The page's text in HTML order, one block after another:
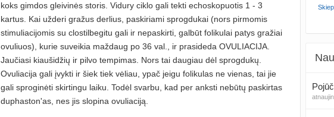
koks gimdos gleivinės storis. Vidury ciklo gali tekti echoskopuotis 1 - 3
kartus. Kai užderi gražus derlius, paskiriami sprogdukai (nors pirmomis
stimuliacijomis su clostilbegitu gali ir nepaskirti, galbūt folikulai patys gražiai
ovuliuos), kurie suveikia maždaug po 36 val., ir prasideda OVULIACIJA.
Jaučiasi kiaušidžių ir pilvo tempimas. Nors tai daugiau dėl sprogdukų.
Ovuliacija gali įvykti ir šiek tiek vėliau, ypač jeigu folikulas ne vienas, tai jie
gali sproginėti skirtingu laiku. Todėl svarbu, kad per anksti nebūtų paskirtas
duphaston'as, nes jis slopina ovuliaciją.